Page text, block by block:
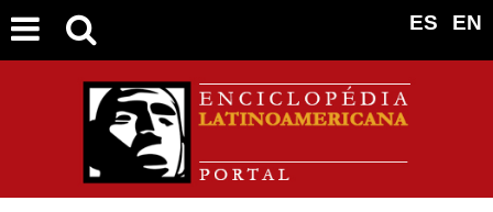
EN
ES